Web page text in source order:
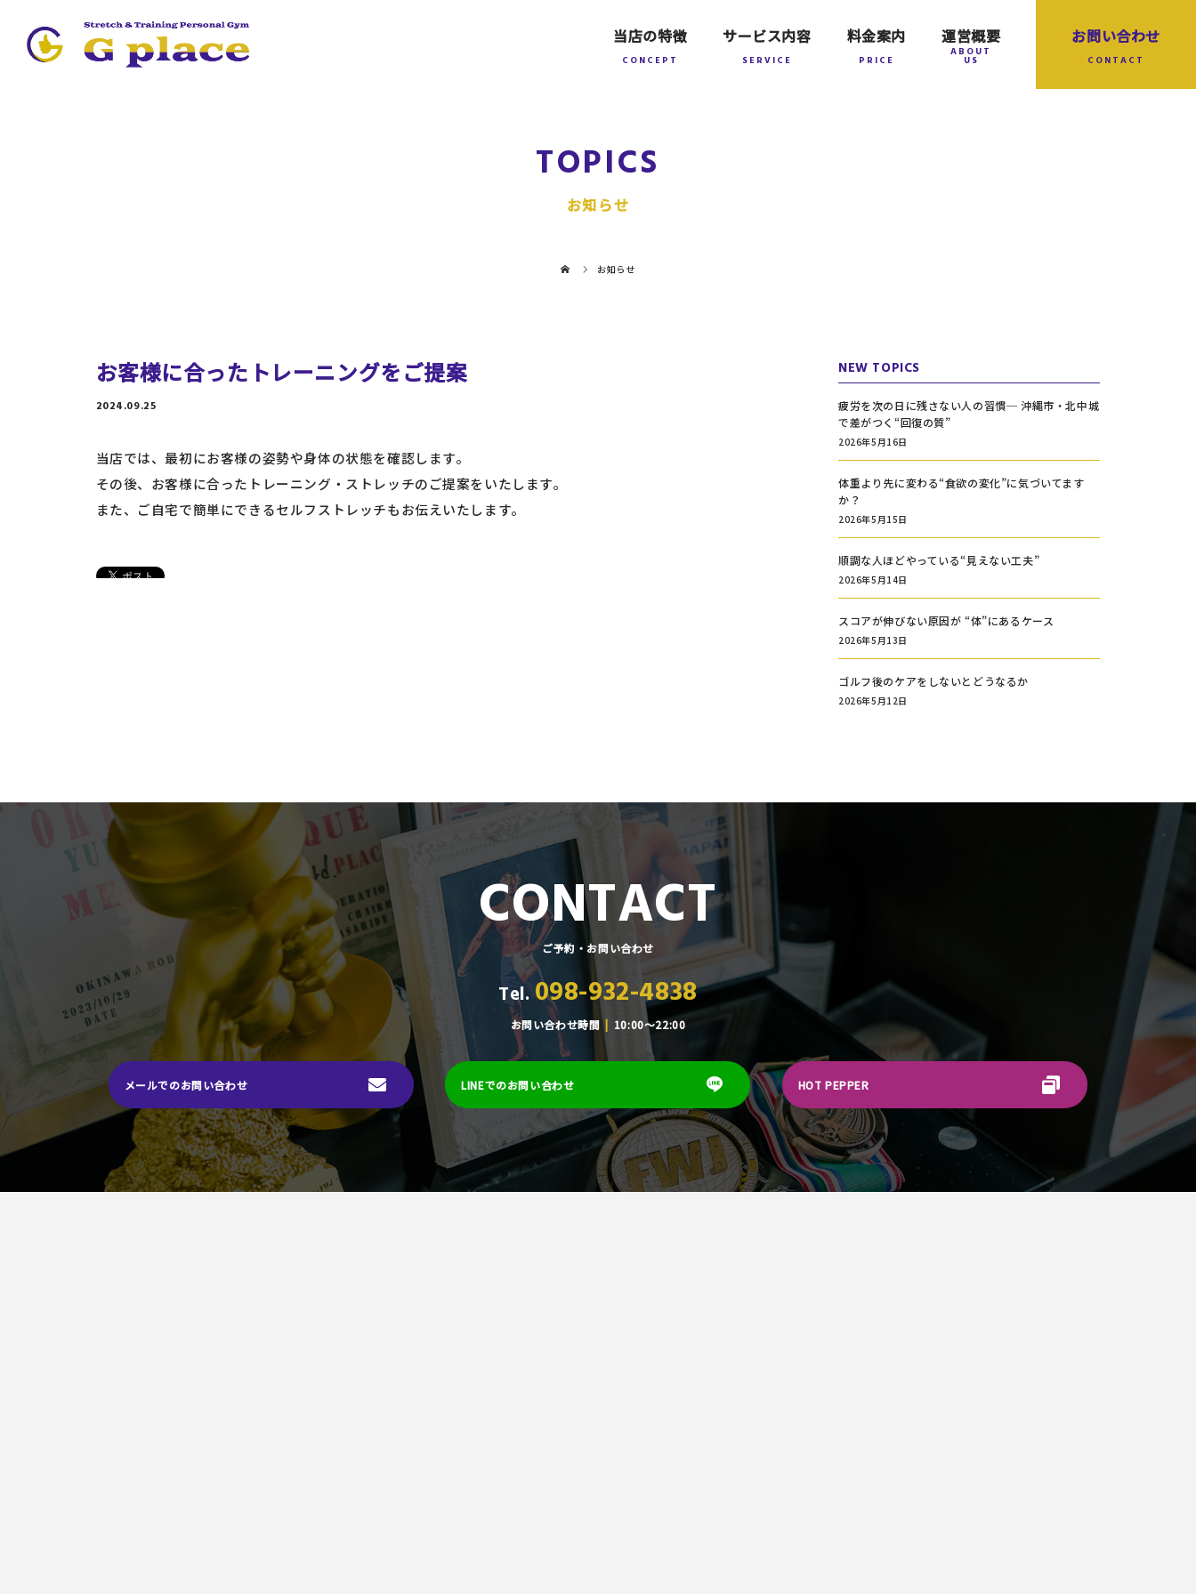
当店の特徴 サービス内容 料金案内 運営概要 お問い合わせ
TOPICS
お知らせ
お知らせ
お客様に合ったトレーニングをご提案
2024.09.25
当店では、最初にお客様の姿勢や身体の状態を確認します。
その後、お客様に合ったトレーニング・ストレッチのご提案をいたします。
また、ご自宅で簡単にできるセルフストレッチもお伝えいたします。
NEW TOPICS
疲労を次の日に残さない人の習慣─ 沖縄市・北中城
で差がつく“回復の質”
2026年5月16日
体重より先に変わる“食欲の変化”に気づいてます
か？
2026年5月15日
順調な人ほどやっている“見えない工夫”
2026年5月14日
スコアが伸びない原因が “体”にあるケース
2026年5月13日
ゴルフ後のケアをしないとどうなるか
2026年5月12日
CONTACT
ご予約・お問い合わせ
Tel. 098-932-4838
お問い合わせ時間 10:00～22:00
メールでのお問い合わせ LINEでのお問い合わせ HOT PEPPER